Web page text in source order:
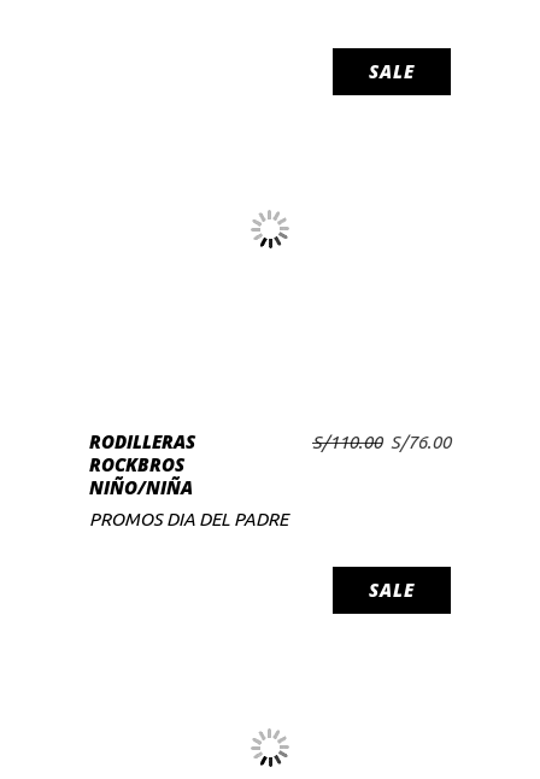
SALE
AÑADIR AL CARRITO
RODILLERAS
ROCKBROS
NIÑO/NIÑA
S/110.00 El
S/76.00El
PROMOS DIA DEL PADRE
SALE